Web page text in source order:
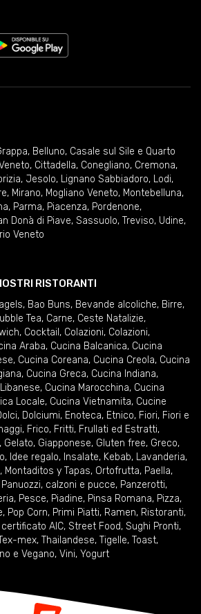
, Belluno, Casale sul Sile e Quarto
, Cittadella, Conegliano, Cremona,
, Jesolo, Lignano Sabbiadoro, Lodi,
, Mirano, Mogliano Veneto, Montebelluna,
, Parma, Piacenza, Pordenone,
Donà di Piave, Sassuolo, Treviso, Udine,
Veneto
RISTORANTI
, Bao Buns, Bevande alcoliche, Birre,
Tea, Carne, Ceste Natalizie,
, Cocktail , Colazioni, Colazioni,
Araba, Cucina Balcanica, Cucina
, Cucina Coreana, Cucina Creola, Cucina
, Cucina Greca, Cucina Indiana,
, Cucina Marocchina, Cucina
Locale, Cucina Vietnamita, Cucine
, Dolciumi, Enoteca, Etnico, Fiori, Fiori e
, Frico, Fritti, Frullati ed Estratti,
, Gelato, Giapponese, Gluten free, Greco,
, Idee regalo, Insalate, Kebab, Lavanderia,
, Montaditos y Tapas, Ortofrutta, Paella,
Panuozzi, calzoni e pucce, Panzerotti,
, Pesce, Piadine, Pinsa Romana, Pizza,
, Pop Corn, Primi Piatti, Ramen, Ristoranti,
AIC, Street Food, Sughi Pronti,
mex, Thailandese, Tigelle, Toast,
e Vegano, Vini, Yogurt